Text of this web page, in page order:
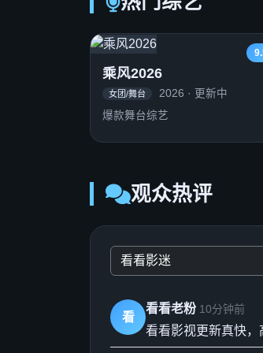
乘风2026
女团/舞台
2026 · 更新中
爆款舞台综艺
观众热评
看
看看老粉 10分钟前
看看影视更新真快，